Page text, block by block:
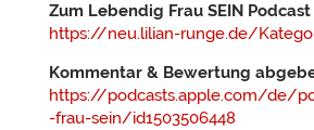
Zum Lebendig Frau SEIN Podcast
https://neu.lilian-runge.de/
Kommentar & Bewertung
https://podcasts.apple.com/de/
-frau-sein/id1503506448